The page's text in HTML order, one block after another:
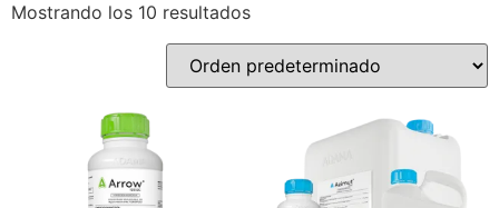
Mostrando los 10 resultados